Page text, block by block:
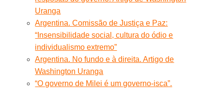
Uranga
Argentina. Comissão de Justiça e Paz:
“Insensibilidade social, cultura do ódio e
individualismo extremo”
Argentina. No fundo e à direita. Artigo de
Washington Uranga
“O governo de Milei é um governo-isca”.